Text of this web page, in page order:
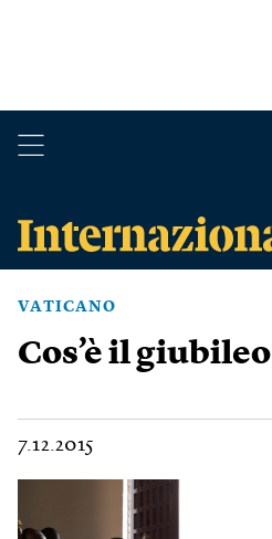
VATICANO
Cos’è il giubileo
7.12.2015